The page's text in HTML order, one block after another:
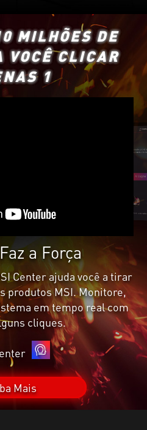
MILHÕES DE
VOCÊ CLICAR
1
a Força
Center ajuda você a tirar
produtos MSI. Monitore,
em tempo real com
cliques.
Mais